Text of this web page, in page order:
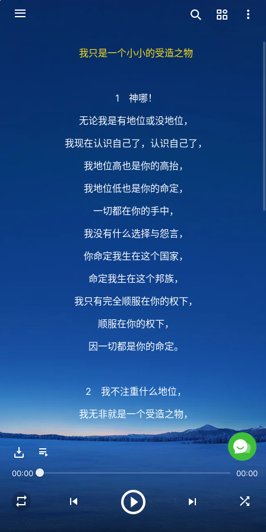
我只是一个小小的受造之物
1 神哪！
无论我是有地位或没地位，
我现在认识自己了，认识自己了，
我地位高也是你的高抬，
我地位低也是你的命定，
一切都在你的手中，
我没有什么选择与怨言，
你命定我生在这个国家，
命定我生在这个邦族，
我只有完全顺服在你的权下，
顺服在你的权下，
因一切都是你的命定。
2 我不注重什么地位，
我无非就是一个受造之物，
你把我放在无底深坑、硫磺火湖里面，
你用我，我是一个受造之物；
00:00 00:00